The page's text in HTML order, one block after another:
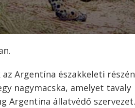
Argentína északkeleti részén
nagymacska, amelyet tavaly
Argentina állatvédő